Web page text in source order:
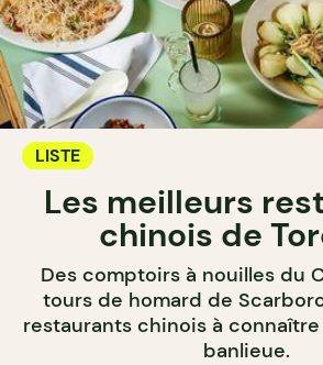
LISTE
Les meilleurs
chinois de
Des comptoirs à nouilles du
tours de homard de
restaurants chinois à
banlieue.